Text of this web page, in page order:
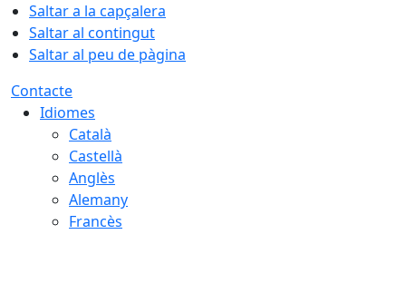
Saltar a la capçalera
Saltar al contingut
Saltar al peu de pàgina
Contacte
Idiomes
Català
Castellà
Anglès
Alemany
Francès